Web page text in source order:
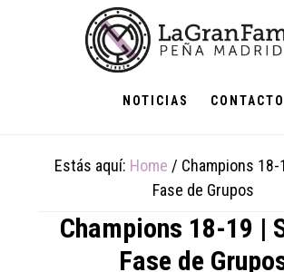
NOTICIAS CONTACTO
Estás aquí: Home / Champions
Fase de Grupos
Champions 18-19 |
Fase de